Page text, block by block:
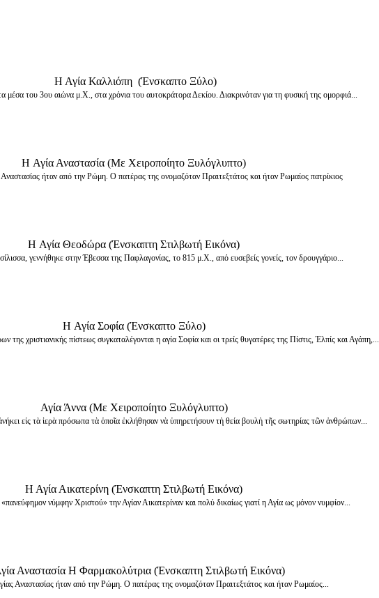
Η Αγία Καλλιόπη (Ένσκαπτο Ξύλο)
μέσα του 3ου αιώνα μ.Χ., στα χρόνια του αυτοκράτορα Δεκίου. Διακρινόταν για τη φυσική της ομορφιά...
H Αγία Αναστασία (Με Χειροποίητο Ξυλόγλυπτο)
ήταν από την Ρώμη. Ο πατέρας της ονομαζόταν Πραιτεξτάτος και ήταν Ρωμαίος πατρίκιος
H Αγία Θεοδώρα (Ένσκαπτη Στιλβωτή Εικόνα)
γεννήθηκε στην Έβεσσα της Παφλαγονίας, το 815 μ.Χ., από ευσεβείς γονείς, τον δρουγγάριο...
H Αγία Σοφία (Ένσκαπτο Ξύλο)
χριστιανικής πίστεως συγκαταλέγονται η αγία Σοφία και οι τρείς θυγατέρες της Πίστις, Έλπίς και Αγάπη,...
Αγία Άννα (Με Χειροποίητο Ξυλόγλυπτο)
εἰς τὰ ἱερὰ πρόσωπα τὰ ὁποῖα ἐκλήθησαν νὰ ὑπηρετήσουν τὴ θεία βουλὴ τῆς σωτηρίας τῶν ἀνθρώπων...
Η Αγία Αικατερίνη (Ένσκαπτη Στιλβωτή Εικόνα)
νύμφην Χριστού» την Αγίαν Αικατερίναν και πολύ δικαίως γιατί η Αγία ως μόνον νυμφίον...
Αναστασία Η Φαρμακολύτρια (Ένσκαπτη Στιλβωτή Εικόνα)
Αναστασίας ήταν από την Ρώμη. Ο πατέρας της ονομαζόταν Πραιτεξτάτος και ήταν Ρωμαίος...